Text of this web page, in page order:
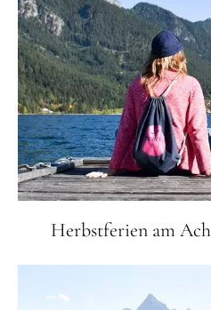
Herbstferien am